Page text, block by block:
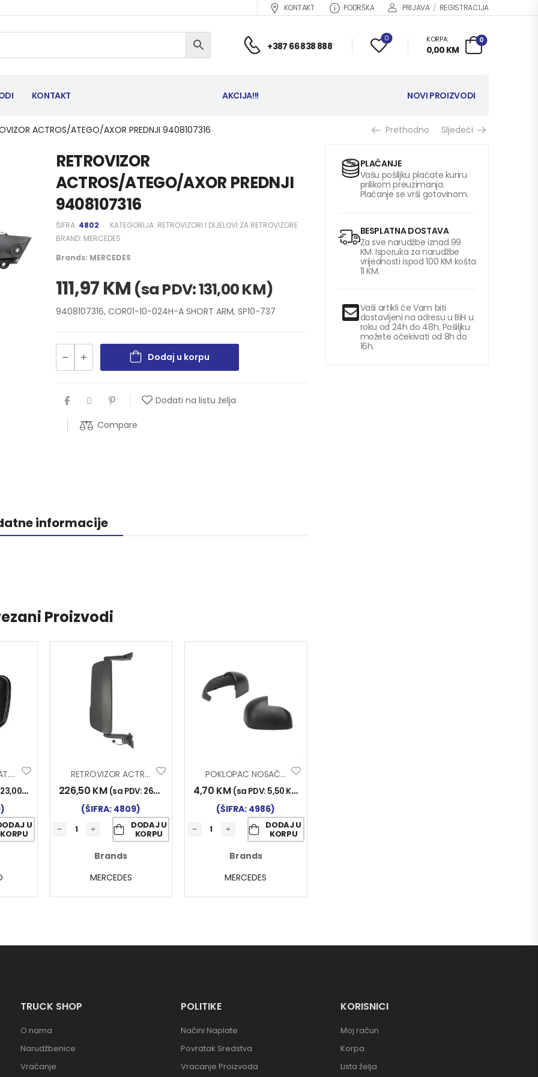
KONTAKT PODRŠKA PRIJAVA / REGISTRACIJA
+387 66 838 888
0 KORPA:
0,00 KM
0
KONTAKT AKCIJA!!! NOVI PROIZVODI
ACTROS/ATEGO/AXOR PREDNJI 9408107316 Prethodno Sljedeći
RETROVIZOR
ACTROS/ATEGO/AXOR PREDNJI
9408107316
ŠIFRA: 4802 KATEGORIJA: RETROVIZORI I DIJELOVI ZA RETROVIZORE
BRAND: MERCEDES
Brands: MERCEDES
111,97KM (sa PDV:131,00KM)
9408107316, COR01-10-024H-A SHORT ARM, SP10-737
Dodaj u korpu
Dodati na listu želja
Compare
informacije
Proizvodi
RETROVIZOR PRAT. MAN
23,00KM
U
KORPU
RETROVIZOR ACTROS MP4 D DUŽI NOSAČ
226,50 KM (sa PDV: 265,00
(ŠIFRA: 4809)
DODAJ U
KORPU
Brands
MERCEDES
POKLOPAC NOSAČA RETROVIZORA MERCEDES ATEGO LIJEVI
4,70 KM (sa PDV: 5,50 KM
(ŠIFRA: 4986)
DODAJ U
KORPU
Brands
MERCEDES
PLAĆANJE
Vašu pošiljku plaćate kuriru
prilikom preuzimanja.
Plaćanje se vrši gotovinom.
BESPLATNA DOSTAVA
Za sve narudžbe iznad 99
KM. Isporuka za narudžbe
vrijednosti ispod 100 KM košta
11 KM.
Vaši artikli će Vam biti
dostavljeni na adresu u BiH u
roku od 24h do 48h. Pošiljku
možete očekivati od 8h do
16h.
TRUCK SHOP
O nama
Narudžbenice
Vraćanje
POLITIKE
Načini Naplate
Povratak Sredstva
Vracanje Proizvoda
KORISNICI
Moj račun
Korpa
Lista želja